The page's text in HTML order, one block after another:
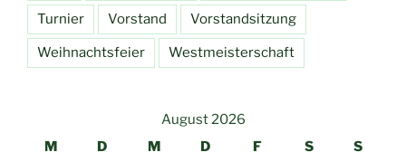
Turnier Vorstand Vorstandsitzung
Weihnachtsfeier Westmeisterschaft
August 2026
M
D M D F S S